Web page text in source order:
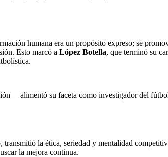
humana era un propósito expreso; se
Esto marcó a López Botella, que terminó su
alimentó su faceta como investigador del
transmitió la ética, seriedad y mentalidad
la mejora continua.